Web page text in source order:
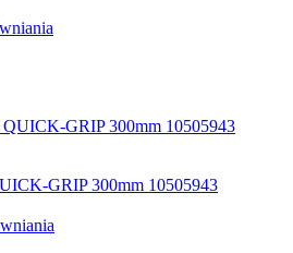
GRIP 300mm 10505943